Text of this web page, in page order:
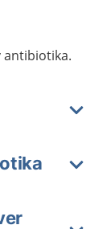
antibiotika.